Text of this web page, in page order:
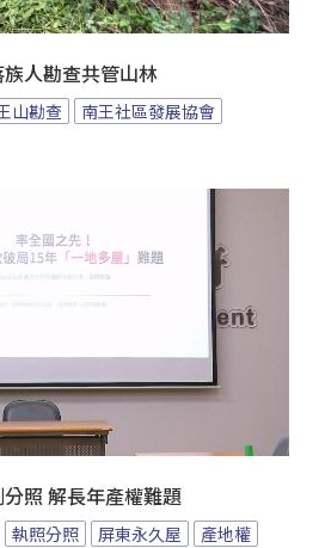
人勘查共管山林
山勘查
南王社區發展協會
照 解長年產權難題
執照分照 屏東永久屋 產地權